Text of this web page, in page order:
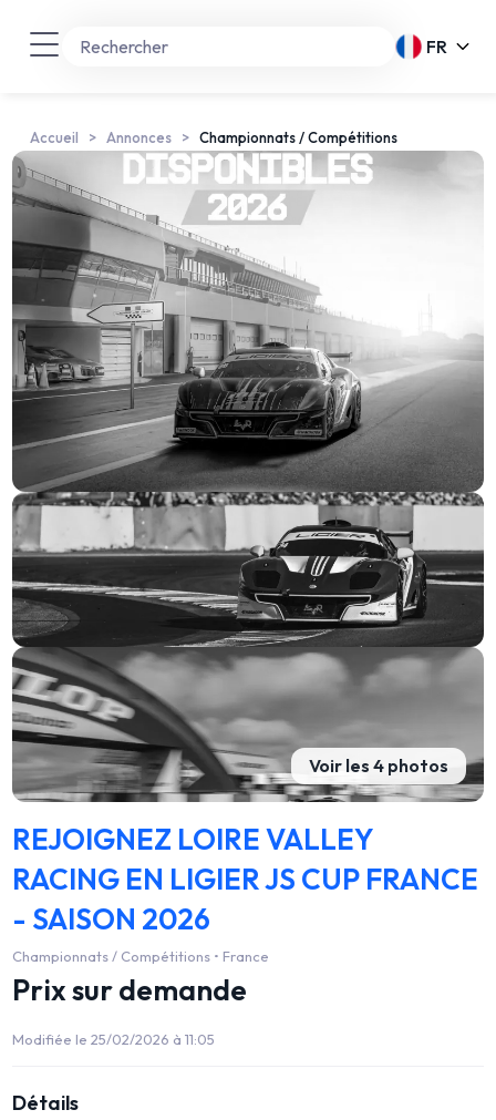
FR
Accueil Annonces Championnats / Compétitions
Voir les 4 photos
REJOIGNEZ LOIRE VALLEY
RACING EN LIGIER JS CUP FRANCE
- SAISON 2026
Championnats / Compétitions • France
Prix sur demande
Modifiée le 25/02/2026 à 11:05
Détails